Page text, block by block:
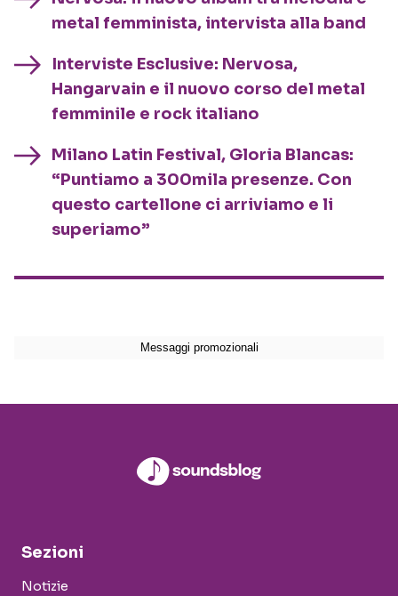
metal femminista, intervista alla band
Interviste Esclusive: Nervosa,
Hangarvain e il nuovo corso del metal
femminile e rock italiano
Milano Latin Festival, Gloria Blancas:
“Puntiamo a 300mila presenze. Con
questo cartellone ci arriviamo e li
superiamo”
Sezioni
Notizie